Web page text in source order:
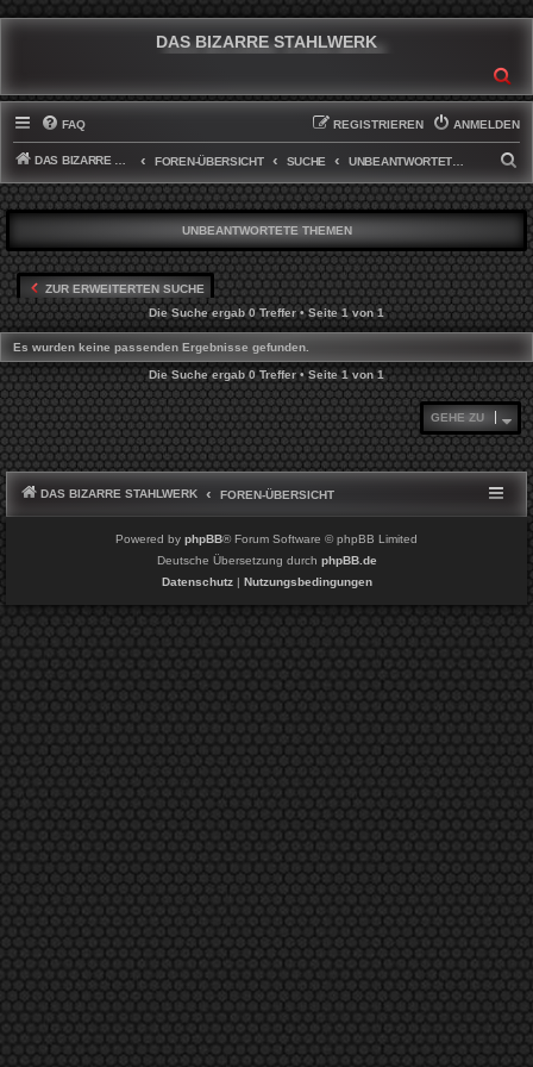
DAS BIZARRE STAHLWERK
FAQ ANMELDEN
REGISTRIEREN
DAS BIZARRE STAHLWERK FOREN-ÜBERSICHT SUCHE
U
C
H
E
UNBEANTWORTETE THEMEN
ZUR ERWEITERTEN SUCHE
Die Suche ergab 0 Treffer • Seite1von1
Es wurden keine passenden Ergebnisse gefunden.
Die Suche ergab 0 Treffer • Seite1von1
GEHE ZU
DAS BIZARRE STAHLWERK FOREN-ÜBERSICHT
Powered by phpBB® Forum Software © phpBB Limited
Deutsche Übersetzung durch phpBB.de
Datenschutz| Nutzungsbedingungen